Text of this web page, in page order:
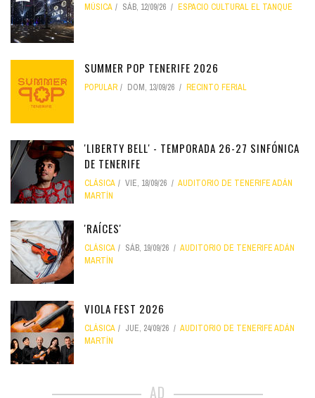
MÚSICA SÁB, 12/09/26 ESPACIO CULTURAL EL TANQUE
SUMMER POP TENERIFE 2026
POPULAR DOM, 13/09/26 RECINTO FERIAL
'LIBERTY BELL' - TEMPORADA 26-27 SINFÓNICA
DE TENERIFE
CLÁSICA VIE, 18/09/26
AUDITORIO DE TENERIFE ADÁN
MARTÍN
'RAÍCES'
CLÁSICA SÁB, 19/09/26
AUDITORIO DE TENERIFE ADÁN
MARTÍN
VIOLA FEST 2026
CLÁSICA JUE, 24/09/26
AUDITORIO DE TENERIFE ADÁN
MARTÍN
AD